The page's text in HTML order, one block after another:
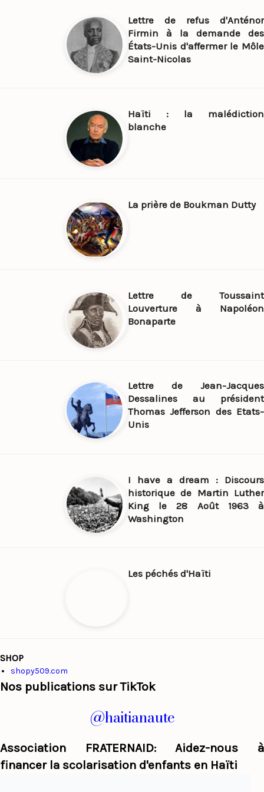
Lettre de refus d'Anténor
Firmin à la demande des
États-Unis d'affermer le Môle
Saint-Nicolas
Haïti : la malédiction
blanche
La prière de Boukman Dutty
Lettre de Toussaint
Louverture à Napoléon
Bonaparte
Lettre de Jean-Jacques
Dessalines au président
Thomas Jefferson des Etats-
Unis
I have a dream : Discours
historique de Martin Luther
King le 28 Août 1963 à
Washington
Les péchés d'Haïti
SHOP
shopy509.com
Nos publications sur TikTok
@haitianaute
Association FRATERNAID: Aidez-nous à
financer la scolarisation d'enfants en Haïti